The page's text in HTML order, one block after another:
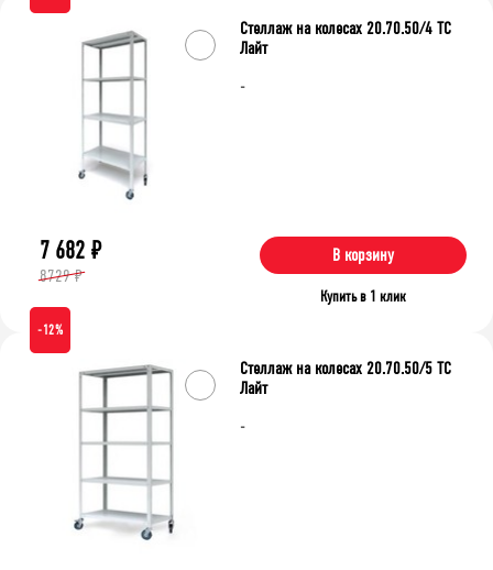
-
Стеллаж на колесах 20.70.50/4 ТС
Лайт
7 682 ₽
8729 ₽
В корзину
Купить в 1 клик
-12%
-
Стеллаж на колесах 20.70.50/5 ТС
Лайт